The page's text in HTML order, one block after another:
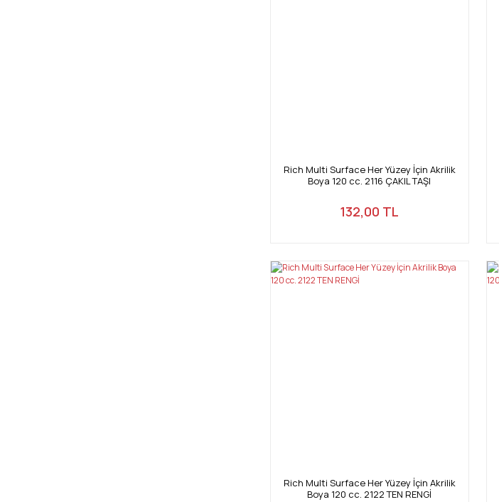
Rich Multi Surface Her Yüzey İçin Akrilik
Boya 120 cc. 2116 ÇAKIL TAŞI
132,00 TL
Rich Multi Surface Her Yüzey İçin Akrilik
Boya 120 cc. 2122 TEN RENGİ